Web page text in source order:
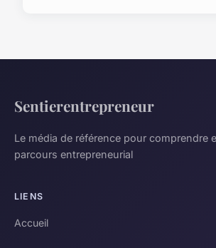
Sentierentrepreneur
Le média de référence pour comprendre
parcours entrepreneurial
LIENS
Accueil